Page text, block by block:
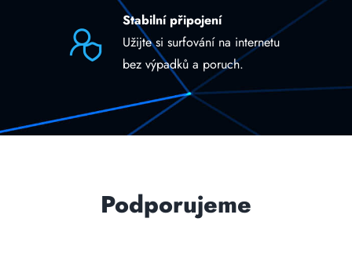
Stabilní připojení
Užijte si surfování na internetu
bez výpadků a poruch.
Podporujeme